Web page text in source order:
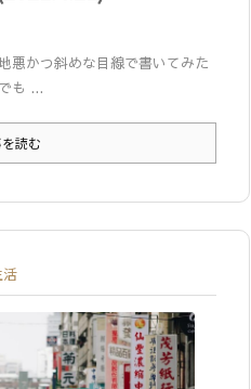
悪かつ斜めな目線で書いてみた
も ...
読む
活